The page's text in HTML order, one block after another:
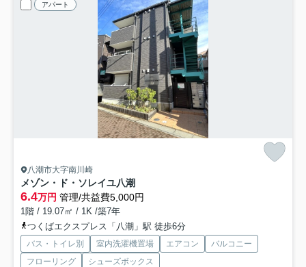
アパート
八潮市大字南川崎
メゾン・ド・ソレイユ八潮
6.4万円 管理/共益費5,000円
1階 / 19.07㎡ / 1K /築7年
つくばエクスプレス「八潮」駅 徒歩6分
バス・トイレ別 室内洗濯機置場 エアコン
バルコニー
フローリング
シューズボックス